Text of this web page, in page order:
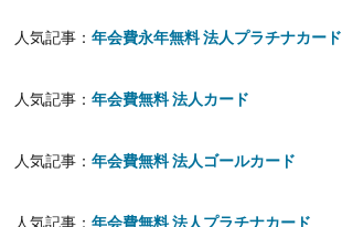
人気記事：年会費永年無料 法人プラチナカード
人気記事：年会費無料 法人カード
人気記事：年会費無料 法人ゴールカード
人気記事：年会費無料 法人プラチナカード